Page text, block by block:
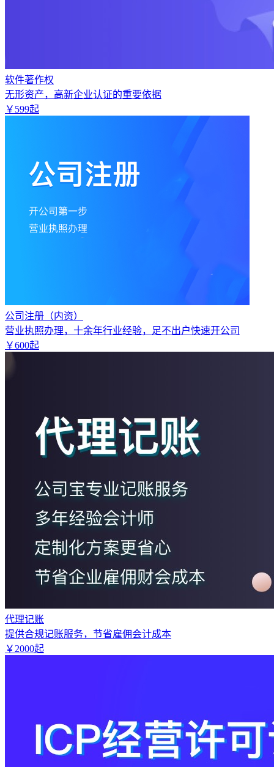
软件著作权
无形资产，高新企业认证的重要依据
￥ 599起
公司注册（内资）
营业执照办理，十余年行业经验，足不出户快速开公司
￥600起
代理记账
提供合规记账服务，节省雇佣会计成本
￥ 2000起